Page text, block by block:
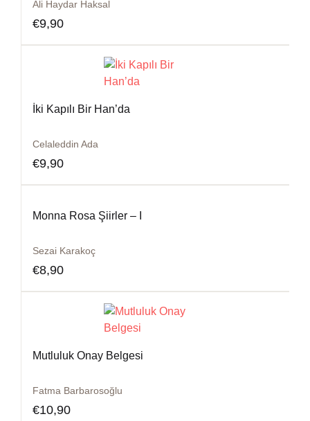
Ali Haydar Haksal
€9,90
İki Kapılı Bir Han’da
Celaleddin Ada
€9,90
Monna Rosa Şiirler – I
Sezai Karakoç
€8,90
Mutluluk Onay Belgesi
Fatma Barbarosoğlu
€10,90